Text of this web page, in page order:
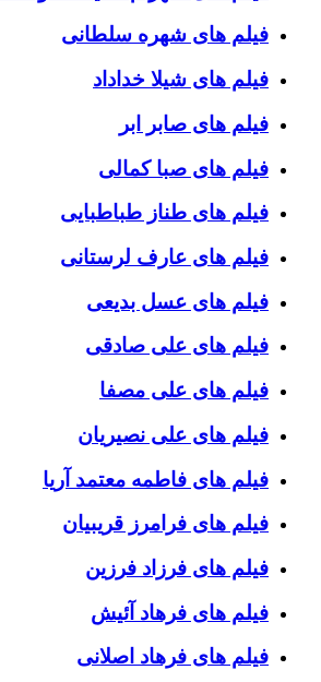
فیلم های شهره سلطانی
فیلم های شیلا خداداد
فیلم های صابر ابر
فیلم های صبا کمالی
فیلم های طناز طباطبایی
فیلم های عارف لرستانی
فیلم های عسل بدیعی
فیلم های علی صادقی
فیلم های علی مصفا
فیلم های علی نصیریان
فیلم های فاطمه معتمد آریا
فیلم های فرامرز قریبیان
فیلم های فرزاد فرزین
فیلم های فرهاد آئیش
فیلم های فرهاد اصلانی